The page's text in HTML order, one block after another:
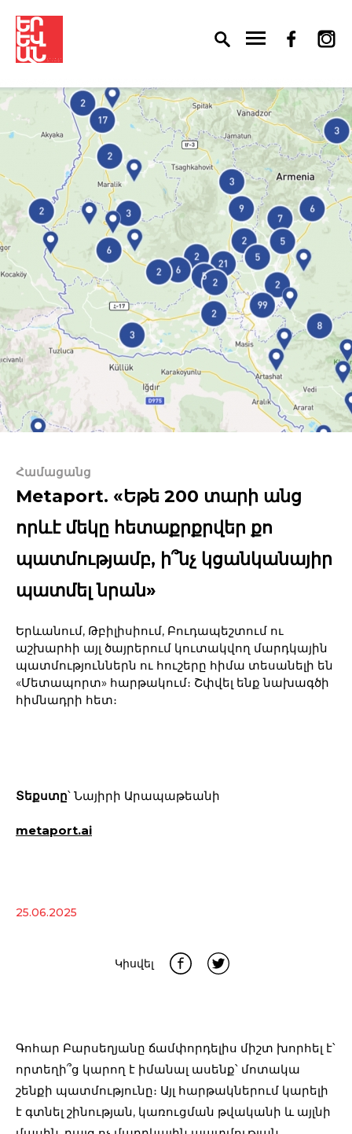
Համացանց
Metaport. «Եթե 200 տարի անց
որևէ մեկը հետաքրքրվեր քո
պատմությամբ, ի՞նչ կցանկանայիր
պատմել նրան»
Երևանում, Թբիլիսիում, Բուդապեշտում ու
աշխարհի այլ ծայրերում կուտակվող մարդկային
պատմություններն ու հուշերը հիմա տեսանելի են
«Մետապորտ» հարթակում։ Շփվել ենք նախագծի
հիմնադրի հետ։
Տեքստը՝ Նայիրի Արապաթեանի
metaport.ai
25.06.2025
Կիսվել
Գոհար Բարսեղյանը ճամփորդելիս միշտ խորհել է՝
որտեղի՞ց կարող է իմանալ ասենք՝ մոտակա
շենքի պատմությունը։ Այլ հարթակներում կարելի
է գտնել շինության, կառուցման թվականի և այլնի